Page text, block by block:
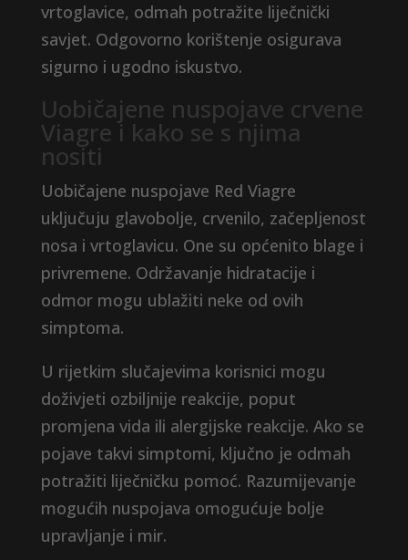
vrtoglavice, odmah potražite liječnički
savjet. Odgovorno korištenje osigurava
sigurno i ugodno iskustvo.
Uobičajene nuspojave crvene
Viagre i kako se s njima
nositi
Uobičajene nuspojave Red Viagre
uključuju glavobolje, crvenilo, začepljenost
nosa i vrtoglavicu. One su općenito blage i
privremene. Održavanje hidratacije i
odmor mogu ublažiti neke od ovih
simptoma.
U rijetkim slučajevima korisnici mogu
doživjeti ozbiljnije reakcije, poput
promjena vida ili alergijske reakcije. Ako se
pojave takvi simptomi, ključno je odmah
potražiti liječničku pomoć. Razumijevanje
mogućih nuspojava omogućuje bolje
upravljanje i mir.